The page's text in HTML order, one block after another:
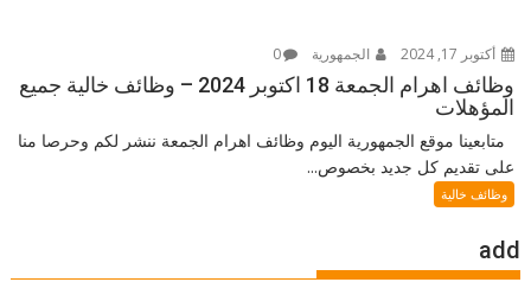
أكتوبر 17, 2024 الجمهورية 0
وظائف اهرام الجمعة 18 اكتوبر 2024 – وظائف خالية جميع
المؤهلات
متابعينا موقع الجمهورية اليوم وظائف اهرام الجمعة ننشر لكم وحرصا منا
على تقديم كل جديد بخصوص...
وظائف خالية
add